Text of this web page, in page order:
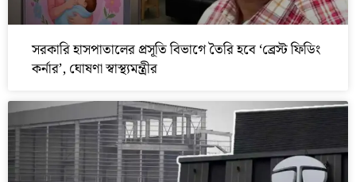
সরকারি হাসপাতালের প্রসূতি বিভাগে তৈরি হবে ‘ব্রেস্ট ফিডিং
কর্নার’, ঘোষণা স্বাস্থ্যমন্ত্রীর